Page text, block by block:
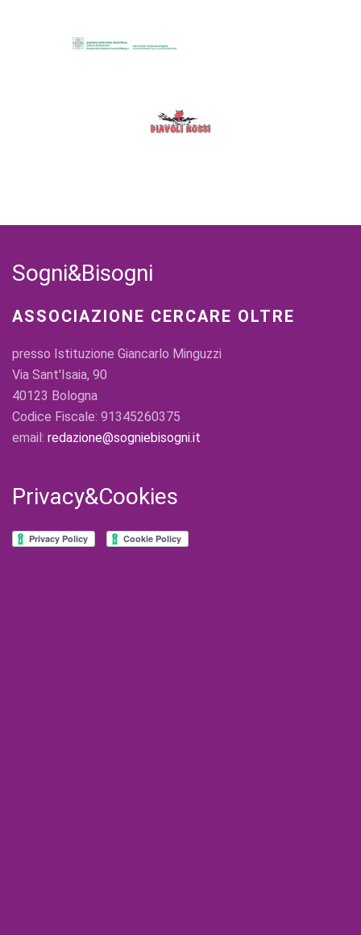
Sogni&Bisogni
ASSOCIAZIONE CERCARE OLTRE
presso Istituzione Giancarlo Minguzzi
Via Sant'Isaia, 90
40123 Bologna
Codice Fiscale: 91345260375
email: redazione@sogniebisogni.it
Privacy&Cookies